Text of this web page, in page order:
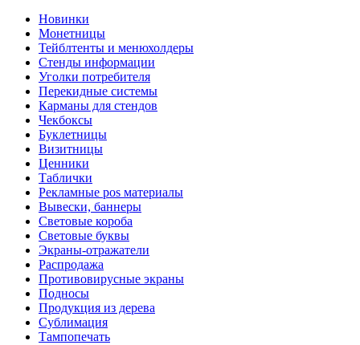
Новинки
Монетницы
Тейблтенты и менюхолдеры
Стенды информации
Уголки потребителя
Перекидные системы
Карманы для стендов
Чекбоксы
Буклетницы
Визитницы
Ценники
Таблички
Рекламные pos материалы
Вывески, баннеры
Световые короба
Световые буквы
Экраны-отражатели
Распродажа
Противовирусные экраны
Подносы
Продукция из дерева
Сублимация
Тампопечать